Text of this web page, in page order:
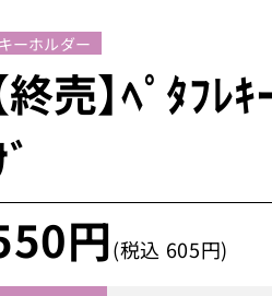
キーホルダー
終売】ﾍﾟﾀﾌﾚ
円(税込 605円)